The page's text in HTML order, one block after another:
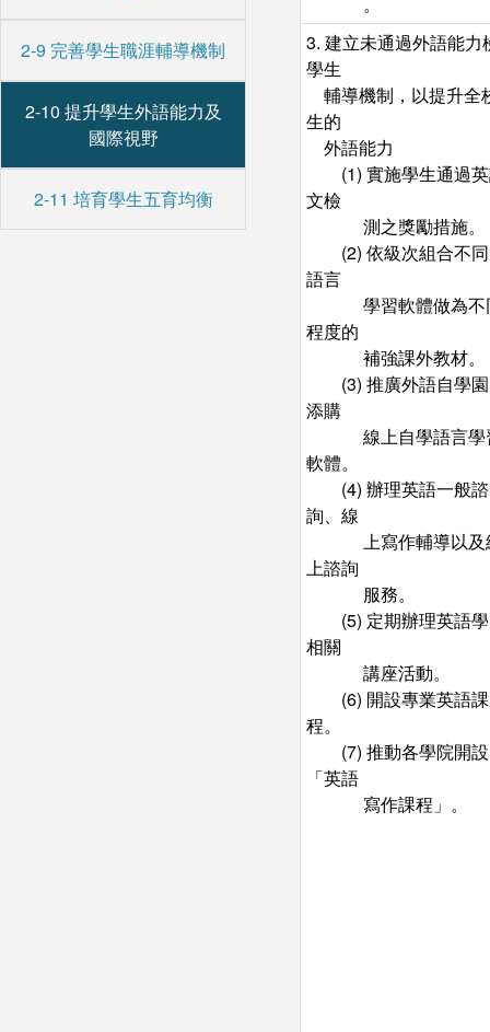
2-9 完善學生職涯輔導機制
2-10 提升學生外語能力及
國際視野
2-11 培育學生五育均衡
3. 建立未通過外語能力
學生
輔導機制，以提升全
生的
外語能力
(1) 實施學生通過
文檢
測之獎勵措施。
(2) 依級次組合不
語言
學習軟體做為不
程度的
補強課外教材。
(3) 推廣外語自學
添購
線上自學語言學
軟體。
(4) 辦理英語一般諮
詢、線
上寫作輔導以及
上諮詢
服務。
(5) 定期辦理英語
相關
講座活動。
(6) 開設專業英語課
程。
(7) 推動各學院開設
「英語
寫作課程」。